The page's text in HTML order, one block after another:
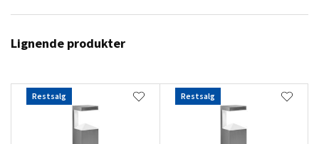
Lignende produkter
Restsalg Restsalg